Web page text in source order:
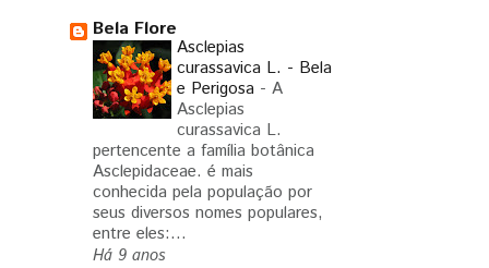
Bela Flore
Asclepias
curassavica L. - Bela
e Perigosa - A
Asclepias
curassavica L.
pertencente a família botânica
Asclepidaceae. é mais
conhecida pela população por
seus diversos nomes populares,
entre eles:...
Há 9 anos